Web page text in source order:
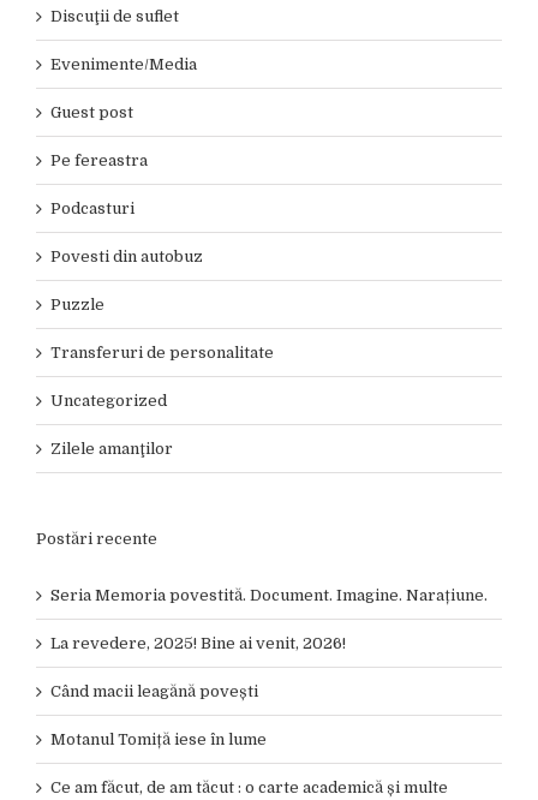
Discuţii de suflet
Evenimente/Media
Guest post
Pe fereastra
Podcasturi
Povesti din autobuz
Puzzle
Transferuri de personalitate
Uncategorized
Zilele amanţilor
Postări recente
Seria Memoria povestită. Document. Imagine. Narațiune.
La revedere, 2025! Bine ai venit, 2026!
Când macii leagănă povești
Motanul Tomiță iese în lume
Ce am făcut, de am tăcut : o carte academică și multe